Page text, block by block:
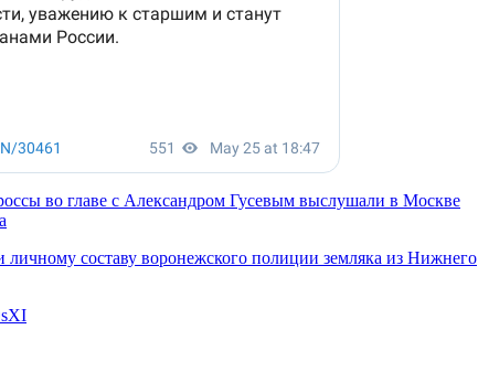
во главе с Александром Гусевым выслушали в Москве
составу воронежского полиции земляка из Нижнего